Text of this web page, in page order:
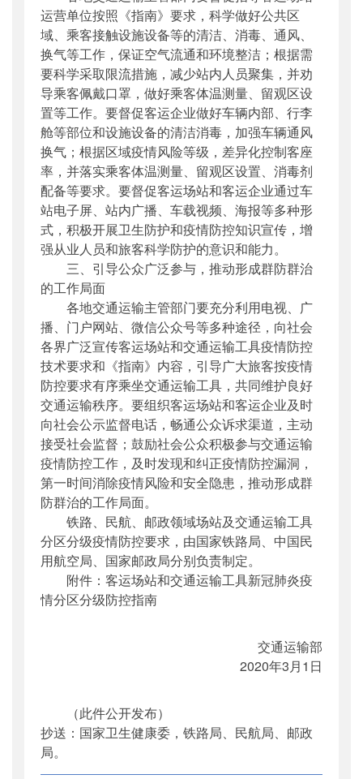
运营单位按照《指南》要求，科学做好公共区
域、乘客接触设施设备等的清洁、消毒、通风、
换气等工作，保证空气流通和环境整洁；根据需
要科学采取限流措施，减少站内人员聚集，并劝
导乘客佩戴口罩，做好乘客体温测量、留观区设
置等工作。要督促客运企业做好车辆内部、行李
舱等部位和设施设备的清洁消毒，加强车辆通风
换气；根据区域疫情风险等级，差异化控制客座
率，并落实乘客体温测量、留观区设置、消毒剂
配备等要求。要督促客运场站和客运企业通过车
站电子屏、站内广播、车载视频、海报等多种形
式，积极开展卫生防护和疫情防控知识宣传，增
强从业人员和旅客科学防护的意识和能力。
三、引导公众广泛参与，推动形成群防群治
的工作局面
各地交通运输主管部门要充分利用电视、广
播、门户网站、微信公众号等多种途径，向社会
各界广泛宣传客运场站和交通运输工具疫情防控
技术要求和《指南》内容，引导广大旅客按疫情
防控要求有序乘坐交通运输工具，共同维护良好
交通运输秩序。要组织客运场站和客运企业及时
向社会公示监督电话，畅通公众诉求渠道，主动
接受社会监督；鼓励社会公众积极参与交通运输
疫情防控工作，及时发现和纠正疫情防控漏洞，
第一时间消除疫情风险和安全隐患，推动形成群
防群治的工作局面。
铁路、民航、邮政领域场站及交通运输工具
分区分级疫情防控要求，由国家铁路局、中国民
用航空局、国家邮政局分别负责制定。
附件：客运场站和交通运输工具新冠肺炎疫
情分区分级防控指南
交通运输部
2020年3月1日
（此件公开发布）
抄送：国家卫生健康委，铁路局、民航局、邮政
局。